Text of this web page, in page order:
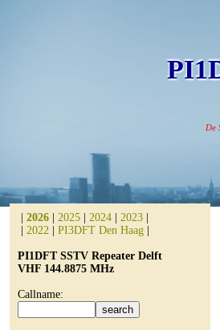
De
2026 2025 2024 2023
2022 PI3DFT Den Haag
PI1DFT SSTV Repeater Delft
VHF 144.8875 MHz
Callname: